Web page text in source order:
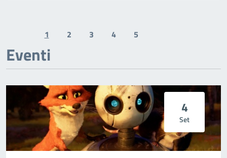
Previous page
1 2 3 4 5
Eventi
4
Set